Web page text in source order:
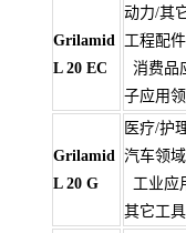
Grilamid
L 20 EC
动力/其
工程配
消费品
子应用
Grilamid
L 20 G
医疗/护
汽车领
工业应
其它工